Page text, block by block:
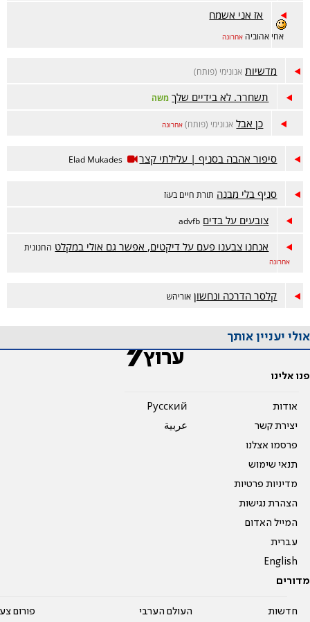
אז אני אשמח
אחי אהוביה אחרונה
מדשיות אנונימי (פותח)
תשחרר. לא בידיים שלך משה
כן אבל אנונימי (פותח) אחרונה
סיפור אהבה בסניף | עלילתי קצר Elad Mukades
סניף בלי מבנה תורת חיים בעiז
צובעים על בדים advfb
אנחנו צבענו פעם על דיקטים, אפשר גם אולי במקלט החנונית
אחרונה
קלסר הדרכה ונחשון אוריהש
אולי יעניין אותך
פנו אלינו
אודות
יצירת קשר
פרסמו אצלנו
תנאי שימוש
מדיניות פרטיות
הצהרת נגישות
המייל האדום
עברית
English
Pусский
عربية
מדורים
חדשות העולם הערבי פורום